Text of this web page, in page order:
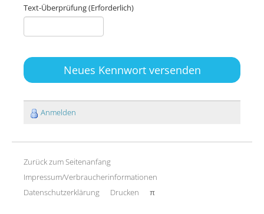
Text-Überprüfung(Erforderlich)
Neues Kennwort versenden
Anmelden
Zurück zum Seitenanfang
Impressum/Verbraucherinformationen
Datenschutzerklärung
Drucken π